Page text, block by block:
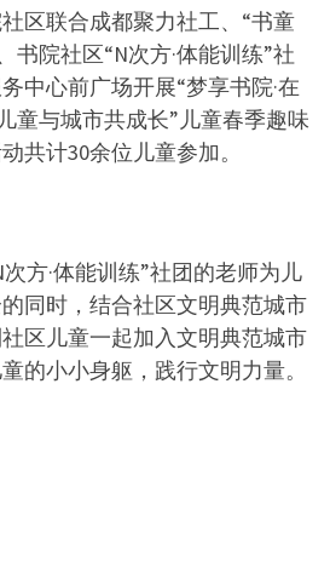
区联合成都聚力社工、“书童
书院社区“N次方·体能训练”社
中心前广场开展“梦享书院·在
童与城市共成长”儿童春季趣味
共计30余位儿童参加。
方·体能训练”社团的老师为儿
同时，结合社区文明典范城市
区儿童一起加入文明典范城市
的小小身躯，践行文明力量。